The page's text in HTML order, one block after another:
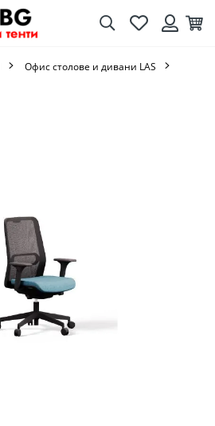
ТърсенеЛюбими
Офис столове и дивани LAS